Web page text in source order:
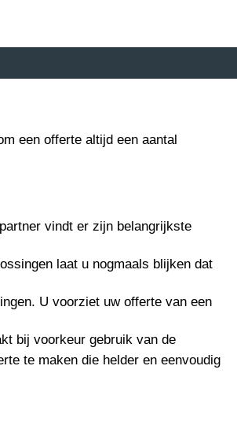
een offerte altijd een aantal
vindt er zijn belangrijkste
laat u nogmaals blijken dat
U voorziet uw offerte van een
bij voorkeur gebruik van de
te maken die helder en eenvoudig